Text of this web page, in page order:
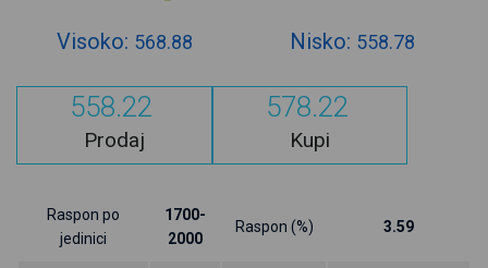
Visoko: 568.88 Nisko: 558.78
558.22
Prodaj
578.22
Kupi
Raspon po
jedinici
1700-
2000
Raspon (%) 3.59